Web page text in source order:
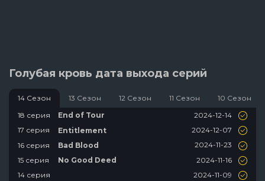
Голубая кровь дата выхода серий
14 Сезон 13 Сезон 12 Сезон 11 Сезон
10 Сезон
18 серия
End of Tour
2024-12-14
17 серия
Entitlement
2024-12-07
16 серия
Bad Blood
2024-11-23
15 серия
No Good Deed
2024-11-16
14 серия
2024-11-09